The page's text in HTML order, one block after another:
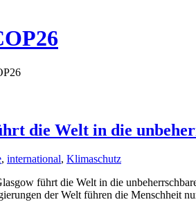
die Welt in die
, international, Klimaschutz
führt die Welt in die
der Welt führen die Menschheit